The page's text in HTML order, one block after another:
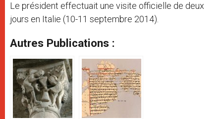
Le président effectuait une visite officielle de deux
jours en Italie (10-11 septembre 2014).
Autres Publications :